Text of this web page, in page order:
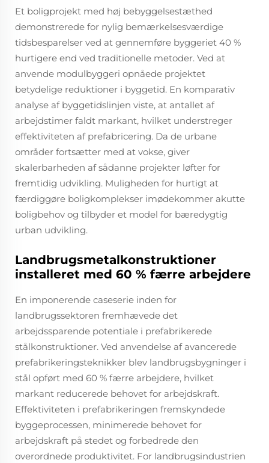
Et boligprojekt med høj bebyggelsestæthed
demonstrerede for nylig bemærkelsesværdige
tidsbesparelser ved at gennemføre byggeriet 40 %
hurtigere end ved traditionelle metoder. Ved at
anvende modulbyggeri opnåede projektet
betydelige reduktioner i byggetid. En komparativ
analyse af byggetidslinjen viste, at antallet af
arbejdstimer faldt markant, hvilket understreger
effektiviteten af prefabricering. Da de urbane
områder fortsætter med at vokse, giver
skalerbarheden af sådanne projekter løfter for
fremtidig udvikling. Muligheden for hurtigt at
færdiggøre boligkomplekser imødekommer akutte
boligbehov og tilbyder et model for bæredygtig
urban udvikling.
Landbrugsmetalkonstruktioner
installeret med 60 % færre arbejdere
En imponerende caseserie inden for
landbrugssektoren fremhævede det
arbejdssparende potentiale i prefabrikerede
stålkonstruktioner. Ved anvendelse af avancerede
prefabrikeringsteknikker blev landbrugsbygninger i
stål opført med 60 % færre arbejdere, hvilket
markant reducerede behovet for arbejdskraft.
Effektiviteten i prefabrikeringen fremskyndede
byggeprocessen, minimerede behovet for
arbejdskraft på stedet og forbedrede den
overordnede produktivitet. For landbrugsindustrien